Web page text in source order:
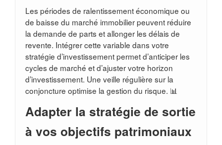
Les périodes de ralentissement économique ou
de baisse du marché immobilier peuvent réduire
la demande de parts et allonger les délais de
revente. Intégrer cette variable dans votre
stratégie d’investissement permet d’anticiper les
cycles de marché et d’ajuster votre horizon
d’investissement. Une veille régulière sur la
conjoncture optimise la gestion du risque. 📊
Adapter la stratégie de sortie
à vos objectifs patrimoniaux